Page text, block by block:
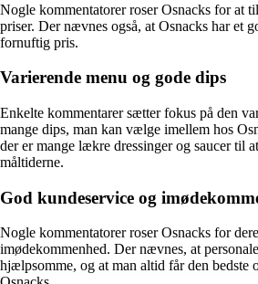
Nogle kommentatorer roser Osnacks for at
priser. Der nævnes også, at Osnacks har et
fornuftig pris.
Varierende menu og gode dips
Enkelte kommentarer sætter fokus på den
mange dips, man kan vælge imellem hos
der er mange lækre dressinger og saucer til
måltiderne.
God kundeservice og
Nogle kommentatorer roser Osnacks for
imødekommenhed. Der nævnes, at
hjælpsomme, og at man altid får den bedste